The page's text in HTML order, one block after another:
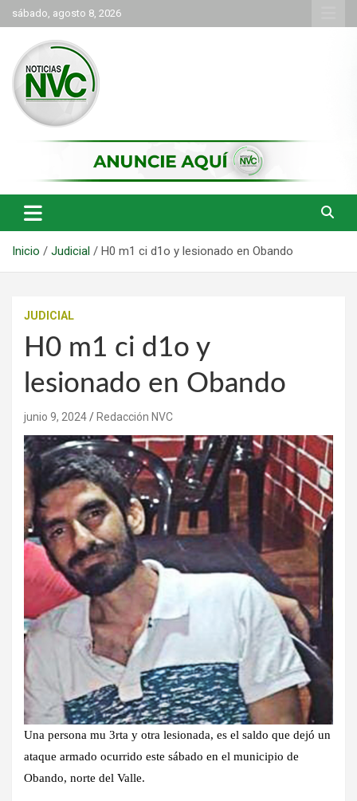
Saltar
al
contenido
sábado, agosto 8, 2026
NVC Noticias
Inicio Judicial H0 m1 ci d1o y lesionado en Obando
JUDICIAL
H0 m1 ci d1o y
lesionado en Obando
junio 9, 2024 Redacción NVC
Una persona mu 3rta y otra lesionada, es el saldo que dejó un
ataque armado ocurrido este sábado en el municipio de
Obando, norte del Valle.